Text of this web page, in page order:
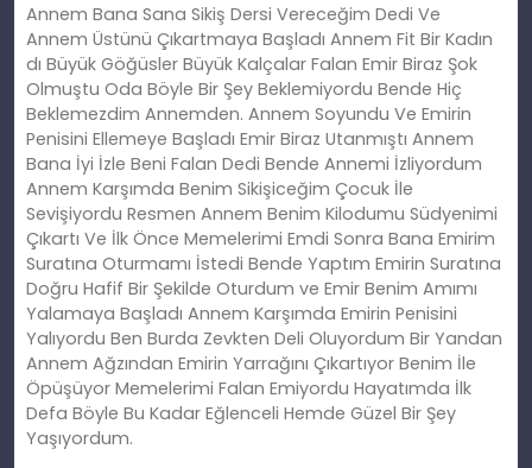
Annem Bana Sana Sikiş Dersi Vereceğim Dedi Ve
Annem Üstünü Çıkartmaya Başladı Annem Fit Bir Kadın
dı Büyük Göğüsler Büyük Kalçalar Falan Emir Biraz Şok
Olmuştu Oda Böyle Bir Şey Beklemiyordu Bende Hiç
Beklemezdim Annemden. Annem Soyundu Ve Emirin
Penisini Ellemeye Başladı Emir Biraz Utanmıştı Annem
Bana İyi İzle Beni Falan Dedi Bende Annemi İzliyordum
Annem Karşımda Benim Sikişiceğim Çocuk İle
Sevişiyordu Resmen Annem Benim Kilodumu Südyenimi
Çıkartı Ve İlk Önce Memelerimi Emdi Sonra Bana Emirim
Suratına Oturmamı İstedi Bende Yaptım Emirin Suratına
Doğru Hafif Bir Şekilde Oturdum ve Emir Benim Amımı
Yalamaya Başladı Annem Karşımda Emirin Penisini
Yalıyordu Ben Burda Zevkten Deli Oluyordum Bir Yandan
Annem Ağzından Emirin Yarrağını Çıkartıyor Benim İle
Öpüşüyor Memelerimi Falan Emiyordu Hayatımda İlk
Defa Böyle Bu Kadar Eğlenceli Hemde Güzel Bir Şey
Yaşıyordum.